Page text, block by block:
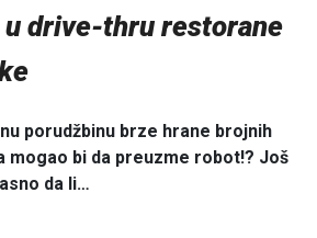
drive-thru restorane
porudžbinu brze hrane brojnih
mogao bi da preuzme robot!? Još
da li…